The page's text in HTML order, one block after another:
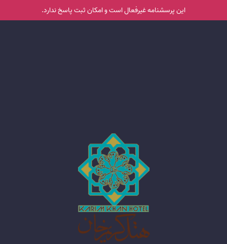
این پرسشنامه غیر‌فعال است و امکان ثبت پاسخ ندارد.